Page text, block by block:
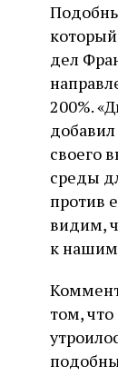
дел
200%.
своего
среды
против
видим,
к нашим
том,